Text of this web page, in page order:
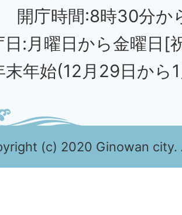
開庁時間:8時30分か
日:月曜日から金曜日[
末年始(12月29日から
(c) 2020 Ginowan city.